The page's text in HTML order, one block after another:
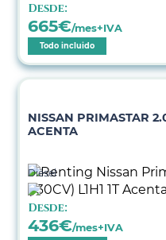
Desde:
665€/mes+IVA
Todo incluido
NISSAN PRIMASTAR
ACENTA
Diésel
Desde:
436€/mes+IVA